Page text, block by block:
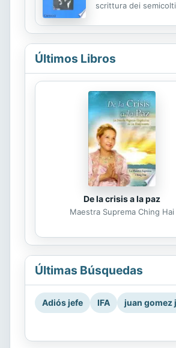
scrittura dei
Últimos Libros
De la crisis a la paz
Maestra Suprema Ching Hai
Últimas Búsquedas
Adiós jefe IFA juan gomez